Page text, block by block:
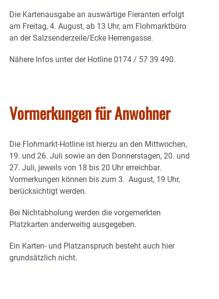
Die Kartenausgabe an auswärtige Fieranten erfolgt
am Freitag, 4. August, ab 13 Uhr, am Flohmarktbüro
an der Salzsenderzeile/Ecke Herrengasse.
Nähere Infos unter der Hotline 0174 / 57 39 490.
Vormerkungen für Anwohner
Die Flohmarkt-Hotline ist hierzu an den Mittwochen,
19. und 26. Juli sowie an den Donnerstagen, 20. und
27. Juli, jeweils von 18 bis 20 Uhr erreichbar.
Vormerkungen können bis zum 3. August, 19 Uhr,
berücksichtigt werden.
Bei Nichtabholung werden die vorgemerkten
Platzkarten anderweitig ausgegeben.
Ein Karten- und Platzanspruch besteht auch hier
grundsätzlich nicht.